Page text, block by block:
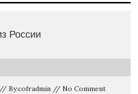
России
By:cofradmin // No Comment